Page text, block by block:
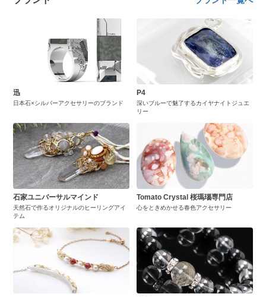
迅
日本石×シルバーアクセサリーのブランド
P4
深いブルーで魅了するカイヤナイトジュエ
リー
石家ユニバーサルマインド
天然石で作るオリジナルのヒーリングアイ
テム
Tomato Crystal 桜瑪瑙専門店
心をときめかせる春色アクセサリー